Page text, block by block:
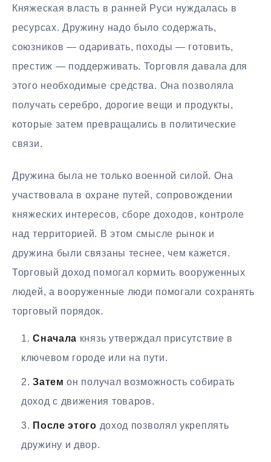
Княжеская власть в ранней Руси нуждалась в
ресурсах. Дружину надо было содержать,
союзников — одаривать, походы — готовить,
престиж — поддерживать. Торговля давала для
этого необходимые средства. Она позволяла
получать серебро, дорогие вещи и продукты,
которые затем превращались в политические
связи.
Дружина была не только военной силой. Она
участвовала в охране путей, сопровождении
княжеских интересов, сборе доходов, контроле
над территорией. В этом смысле рынок и
дружина были связаны теснее, чем кажется.
Торговый доход помогал кормить вооруженных
людей, а вооруженные люди помогали сохранять
торговый порядок.
Сначала князь утверждал присутствие в
ключевом городе или на пути.
Затем он получал возможность собирать
доход с движения товаров.
После этого доход позволял укреплять
дружину и двор.